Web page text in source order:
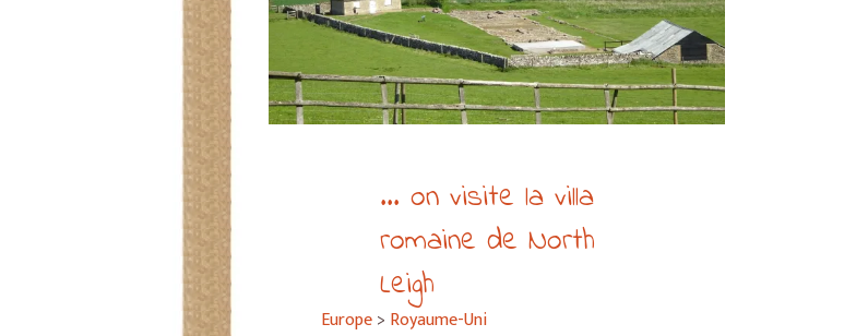
... on visite la villa
romaine de North
Leigh
Europe> Royaume-Uni